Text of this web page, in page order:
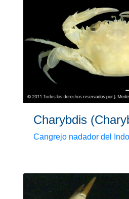
Charybdis
Cangrejo nadador del